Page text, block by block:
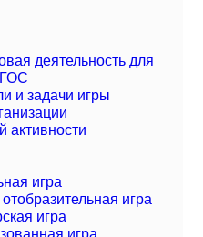
деятельность для
и задачи игры
активности
игра
игра
игра
игра